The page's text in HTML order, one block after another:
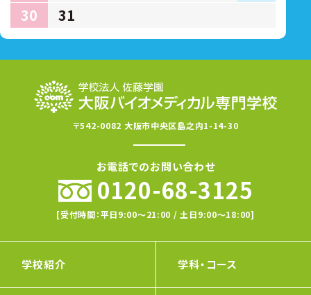
30
31
〒542-0082 大阪市中央区島之内1-14-30
お電話でのお問い合わせ
0120-68-3125
[受付時間：平日9:00〜21:00 / 土日9:00〜18:00]
学校紹介 学科・コース